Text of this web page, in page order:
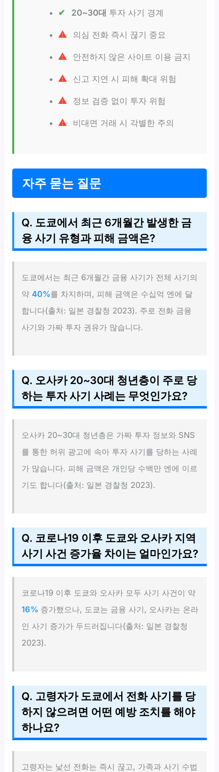
20~30대 투자 사기 경계
의심 전화 즉시 끊기 중요
안전하지 않은 사이트 이용 금지
신고 지연 시 피해 확대 위험
정보 검증 없이 투자 위험
비대면 거래 시 각별한 주의
자주 묻는 질문
Q. 도쿄에서 최근 6개월간 발생한 금
융 사기 유형과 피해 금액은?
도쿄에서는 최근 6개월간 금융 사기가 전체 사기의
약40%를 차지하며, 피해 금액은 수십억 엔에 달
합니다(출처: 일본 경찰청 2023). 주로 전화 금융
사기와 가짜 투자 권유가 많습니다.
Q. 오사카 20~30대 청년층이 주로 당
하는 투자 사기 사례는 무엇인가요?
오사카 20~30대 청년층은 가짜 투자 정보와 SNS
를 통한 허위 광고에 속아 투자 사기를 당하는 사례
가 많습니다. 피해 금액은 개인당 수백만 엔에 이르
기도 합니다(출처: 일본 경찰청 2023).
Q. 코로나19 이후 도쿄와 오사카 지역
사기 사건 증가율 차이는 얼마인가요?
코로나19 이후 도쿄와 오사카 모두 사기 사건이 약
16% 증가했으나, 도쿄는 금융 사기, 오사카는 온라
인 사기 증가가 두드러집니다(출처: 일본 경찰청
2023).
Q. 고령자가 도쿄에서 전화 사기를 당
하지 않으려면 어떤 예방 조치를 해야
하나요?
고령자는 낯선 전화는 즉시 끊고, 가족과 사기 수법